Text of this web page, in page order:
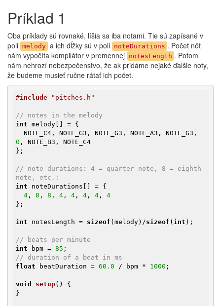
Príklad 1
Oba príklady sú rovnaké, líšia sa iba notami. Tie sú zapísané v
poli melody a ich dĺžky sú v poli noteDurations . Počet nôt
nám vypočíta kompilátor v premennej notesLength . Potom
nám nehrozí nebezpečenstvo, že ak pridáme nejaké ďalšie noty,
že budeme musieť ručne rátať ich počet.
#include "pitches.h"
// notes in the melody
int melody[] = {
0 , NOTE_B3, NOTE_C4
};
// note durations: 4 = quarter note, 8 = eighth
note, etc.:
int noteDurations[] = {
4 , 8 , 8 , 4 , 4 , 4 , 4 , 4
};
int notesLength = sizeof (melody)/sizeof ( int );
// beats per minute
int bpm = 85
// duration of a beat in ms
float beatDuration = 60.0 / bpm * 1000 ;
void setup()
{
}